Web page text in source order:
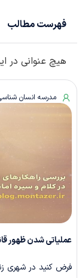
فهرست مطالب
هیچ عنوانی در
مدرسه انسان
عملیاتی شدن ظهور
فرض کنید در شهری